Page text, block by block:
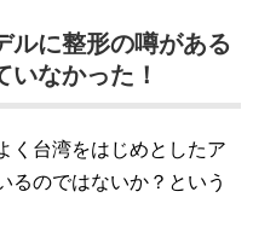
ルに整形の噂がある
なかった！
く台湾をはじめとしたア
るのではないか？という